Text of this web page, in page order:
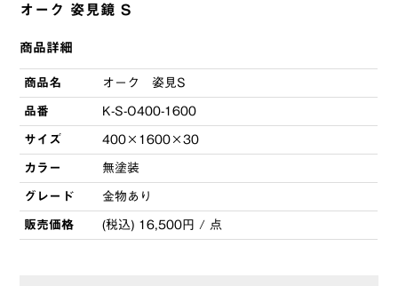
オーク 姿見鏡 S
商品詳細
商品名 オーク 姿見S
品番 K-S-O400-1600
サイズ 400×1600×30
カラー 無塗装
グレード 金物あり
販売価格 (税込) 16,500円 / 点